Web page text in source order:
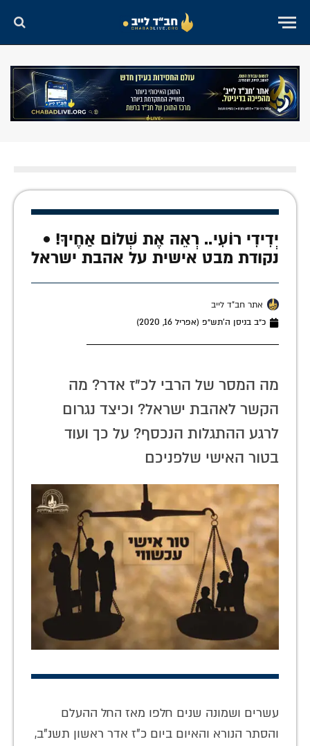
יְדִידִי רוֹעִי.. רְאֵה אֶת שְׁלוֹם אַחֶיךָ! •
נקודת מבט אישית על אהבת ישראל
אתר חב"ד לייב
כ״ב בניסן ה׳תש״פ (אפריל 16, 2020)
מה המסר של הרבי לכ"ז אדר? מה
הקשר לאהבת ישראל? וכיצד נגרום
לרגע ההתגלות הנכסף? על כך ועוד
בטור האישי שלפניכם
עשרים ושמונה שנים חלפו מאז החל ההעלם
והסתר הנורא והאיום ביום כ"ז אדר ראשון תשנ"ב,